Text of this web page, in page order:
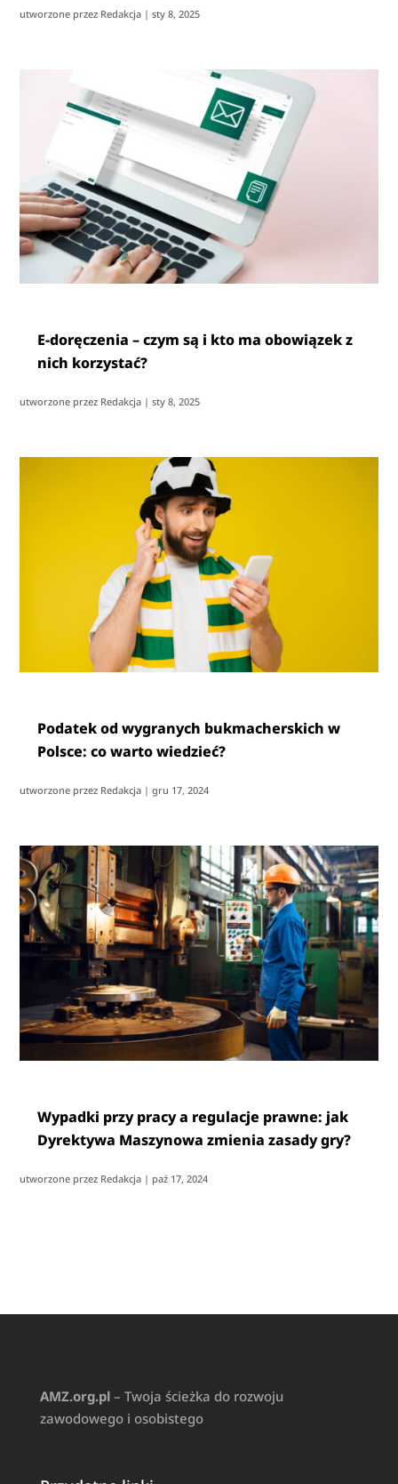
utworzone przez Redakcja |sty 8, 2025
E-doręczenia – czym są i kto ma obowiązek z
nich korzystać?
utworzone przez Redakcja |sty 8, 2025
Podatek od wygranych bukmacherskich w
Polsce: co warto wiedzieć?
utworzone przez Redakcja |gru 17, 2024
Wypadki przy pracy a regulacje prawne: jak
Dyrektywa Maszynowa zmienia zasady gry?
utworzone przez Redakcja | paź 17, 2024
AMZ.org.pl– Twoja ścieżka do rozwoju
zawodowego i osobistego